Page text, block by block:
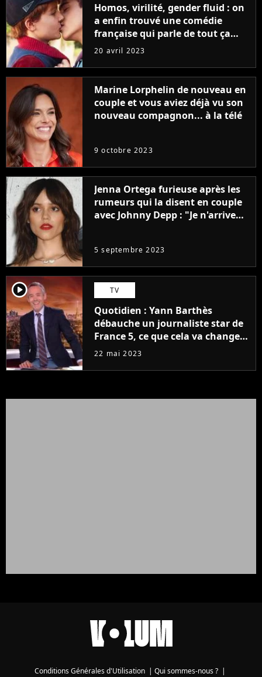
Homos, virilité, gender fluid : on
a enfin trouvé une comédie
française qui parle de tout ça
sans être super ringarde
20 avril 2023
Marine Lorphelin de nouveau en
couple et vous aviez déjà vu son
nouveau compagnon... à la télé
9 octobre 2023
Jenna Ortega furieuse après les
rumeurs qui la disent en couple
avec Johnny Depp : "Je n'arrive
5 septembre 2023
player2 TV
Quotidien : Yann Barthès
débauche un journaliste star de
France 5, ce que cela va changer
à la rentrée
22 mai 2023
Conditions Générales d'Utilisation | Qui sommes-nous ? |